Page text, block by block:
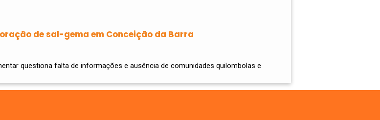
de sal-gema em Conceição da Barra
questiona falta de informações e ausência de comunidades quilombolas e